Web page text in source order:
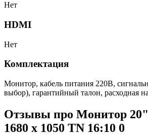
Нет
HDMI
Нет
Комплектация
Монитор, кабель питания 220В,
выбор), гарантийный талон, расходная
Отзывы про Монитор
1680 x 1050 TN 16:10 0